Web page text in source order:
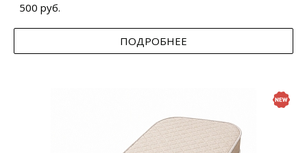
500 руб.
ПОДРОБНЕЕ